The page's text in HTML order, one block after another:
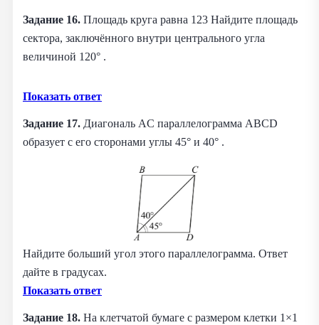
Задание 16. Площадь круга равна 123 Найдите площадь
сектора, заключённого внутри центрального угла
величиной 120° .
Показать ответ
Задание 17. Диагональ AC параллелограмма ABCD
образует с его сторонами углы 45° и 40° .
Найдите больший угол этого параллелограмма. Ответ
дайте в градусах.
Показать ответ
Задание 18. На клетчатой бумаге с размером клетки 1×1